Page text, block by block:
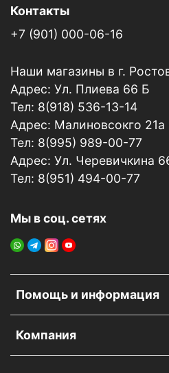
Помощь и информация
Компания
Контакты
+7 (901) 000-06-16
Наши магазины в г.
Адрес: Ул. Плиева 66 Б
Тел: 8(918) 536-13-14
Адрес: Малиновсокго 21а
Тел: 8(995) 989-00-77
Адрес: Ул. Черевичкина
Тел: 8(951) 494-00-77
Мы в соц. сетях